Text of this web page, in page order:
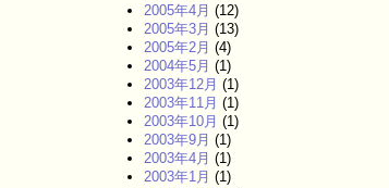
2005年4月 (12)
2005年3月 (13)
2005年2月 (4)
2004年5月 (1)
2003年12月 (1)
2003年11月 (1)
2003年10月 (1)
2003年9月 (1)
2003年4月 (1)
2003年1月 (1)